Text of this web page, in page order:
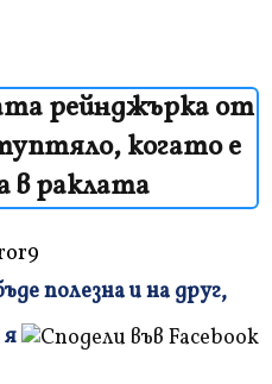
рейнджърка от
когато е
в раклата
полезна и на друг,